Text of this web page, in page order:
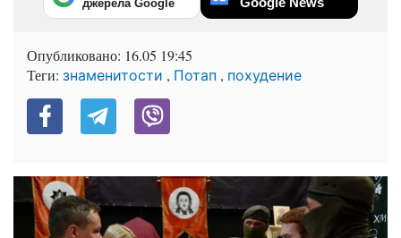
джерела Google
Опубликовано: 16.05 19:45
Теги: знаменитости , Потап , похудение